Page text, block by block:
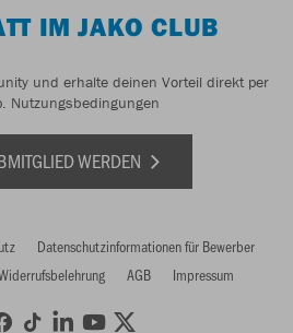
IM JAKO CLUB
und erhalte deinen Vorteil direkt per
Nutzungsbedingungen
WERDEN
Datenschutzinformationen für Bewerber
AGB Impressum